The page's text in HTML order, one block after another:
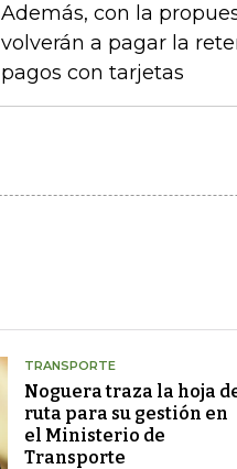
Además, con la
volverán a pagar la
pagos con tarjetas
TRANSPORTE
Noguera traza la hoja
ruta para su gestión en
el Ministerio de
Transporte